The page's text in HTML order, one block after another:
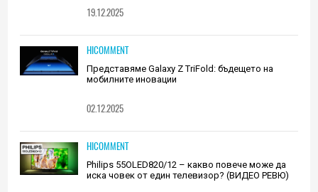
19.12.2025
HICOMMENT
Представяме Galaxy Z TriFold: бъдещето на
мобилните иновации
02.12.2025
HICOMMENT
Philips 55OLED820/12 – какво повече може да
иска човек от един телевизор? (ВИДЕО РЕВЮ)